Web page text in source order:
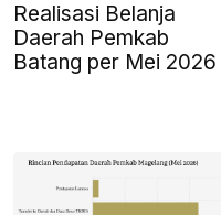
Realisasi Belanja
Daerah Pemkab
Batang per Mei 2026